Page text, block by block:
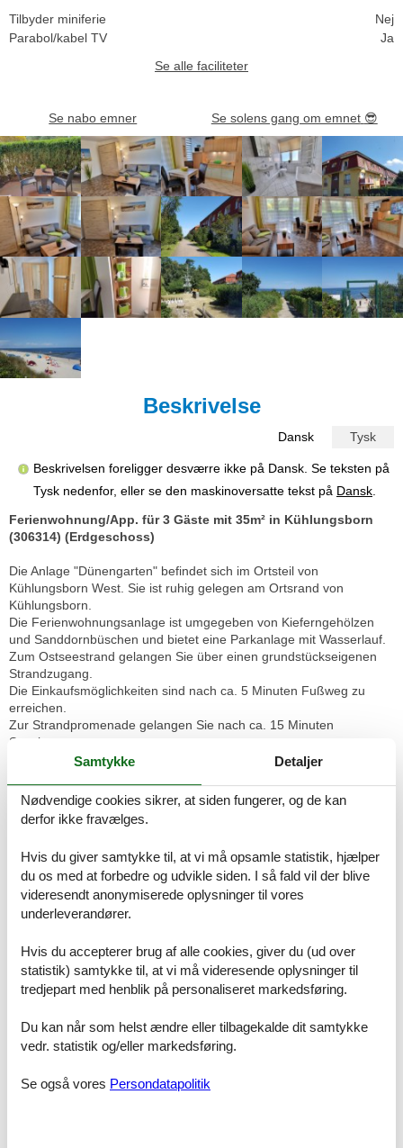
Tilbyder miniferie
Nej
Parabol/kabel TV
Ja
Se alle faciliteter
Se nabo emner Se solens gang om emnet 😎
Beskrivelse
Dansk Tysk
Beskrivelsen foreligger desværre ikke på Dansk. Se teksten på
Tysk nedenfor, eller se den maskinoversatte tekst på Dansk
Ferienwohnung/App. für 3 Gäste mit 35m² in Kühlungsborn
(306314) (Erdgeschoss)
Die Anlage "Dünengarten" befindet sich im Ortsteil von
Kühlungsborn West. Sie ist ruhig gelegen am Ortsrand von
Kühlungsborn.
Die Ferienwohnungsanlage ist umgegeben von Kieferngehölzen
und Sanddornbüschen und bietet eine Parkanlage mit Wasserlauf.
Zum Ostseestrand gelangen Sie über einen grundstückseigenen
Strandzugang.
Die Einkaufsmöglichkeiten sind nach ca. 5 Minuten Fußweg zu
erreichen.
Zur Strandpromenade gelangen Sie nach ca. 15 Minuten
Spaziergang.
Die 35 m² große Ferienwohnung, mit Ihrem eigenen Charme bietet
Appartement befindet sich im Erdgeschoss.
Im Wohnbereich befindet sich eine Sitzgruppe mit Flachbild-TV
Freiraum im Appartement bieten und für die Nacht schnell
auszuklappen ist.
Die Pantry mit 2-Platten-E-Herd und Mikrowelle ist im Wohnbereich
und WC.
Der Wohnbereich ist mit Laminat ausgelegt.
Die Wohnung ist für Nichtraucher.
Es steht Ihnen ein kostenfreier W-LAN Zugang zur Verfügung.
In der Wohnung steht Ihnen ein Kinderreisebett zur Verfügung.
Die Stellplätze des Hauses befinden sich am Haus. Sie haben
Samtykke Detaljer
Nødvendige cookies sikrer, at siden fungerer, og de kan
derfor ikke fravælges.
Hvis du giver samtykke til, at vi må opsamle statistik, hjælper
du os med at forbedre og udvikle siden. I så fald vil der blive
videresendt anonymiserede oplysninger til vores
underleverandører.
Hvis du accepterer brug af alle cookies, giver du (ud over
statistik) samtykke til, at vi må videresende oplysninger til
tredjepart med henblik på personaliseret markedsføring.
Du kan når som helst ændre eller tilbagekalde dit samtykke
vedr. statistik og/eller markedsføring.
Se også vores Persondatapolitik